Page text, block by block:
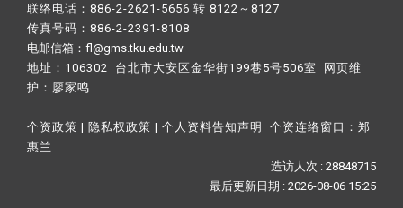
联络电话：886-2-2621-5656 转 8122～8127
传真号码：886-2-2391-8108
电邮信箱：fl@gms.tku.edu.tw
地址：106302 台北市大安区金华街199巷5号506室 网页维
护： 廖家鸣​
个资政策 | 隐私权政策 | 个人资料告知声明 个资连络窗口： 郑
惠兰
造访人次 : 28848715
最后更新日期 :2026-08-06 15:25